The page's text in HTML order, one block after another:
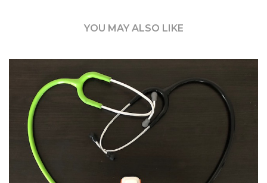
YOU MAY ALSO LIKE